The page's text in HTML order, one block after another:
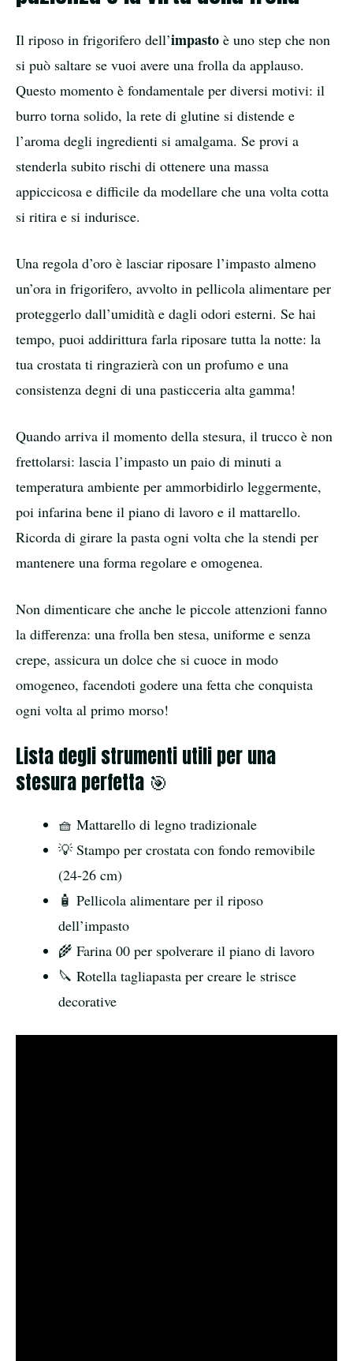
Il riposo in frigorifero dell’impasto è uno step che non
si può saltare se vuoi avere una frolla da applauso.
Questo momento è fondamentale per diversi motivi: il
burro torna solido, la rete di glutine si distende e
l’aroma degli ingredienti si amalgama. Se provi a
stenderla subito rischi di ottenere una massa
appiccicosa e difficile da modellare che una volta cotta
si ritira e si indurisce.
Una regola d’oro è lasciar riposare l’impasto almeno
un’ora in frigorifero, avvolto in pellicola alimentare per
proteggerlo dall’umidità e dagli odori esterni. Se hai
tempo, puoi addirittura farla riposare tutta la notte: la
tua crostata ti ringrazierà con un profumo e una
consistenza degni di una pasticceria alta gamma!
Quando arriva il momento della stesura, il trucco è non
frettolarsi: lascia l’impasto un paio di minuti a
temperatura ambiente per ammorbidirlo leggermente,
poi infarina bene il piano di lavoro e il mattarello.
Ricorda di girare la pasta ogni volta che la stendi per
mantenere una forma regolare e omogenea.
Non dimenticare che anche le piccole attenzioni fanno
la differenza: una frolla ben stesa, uniforme e senza
crepe, assicura un dolce che si cuoce in modo
omogeneo, facendoti godere una fetta che conquista
ogni volta al primo morso!
Lista degli strumenti utili per una
stesura perfetta 🎯
🧺 Mattarello di legno tradizionale
💡 Stampo per crostata con fondo removibile
(24-26 cm)
🧴 Pellicola alimentare per il riposo
dell’impasto
🌾 Farina 00 per spolverare il piano di lavoro
🔪 Rotella tagliapasta per creare le strisce
decorative